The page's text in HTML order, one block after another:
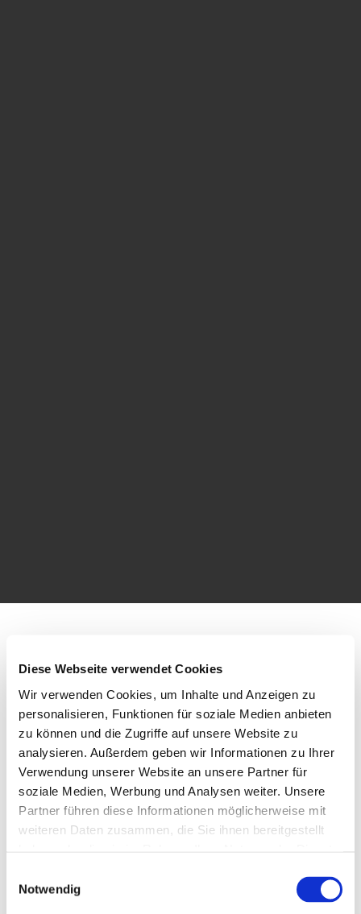
Diese Webseite verwendet Cookies
Wir verwenden Cookies, um Inhalte und Anzeigen zu
personalisieren, Funktionen für soziale Medien anbieten
zu können und die Zugriffe auf unsere Website zu
analysieren. Außerdem geben wir Informationen zu Ihrer
Verwendung unserer Website an unsere Partner für
soziale Medien, Werbung und Analysen weiter. Unsere
Partner führen diese Informationen möglicherweise mit
weiteren Daten zusammen, die Sie ihnen bereitgestellt
Notwendig
PARTY
SERVICE
BestesCatering
PARTYSERVICE & CATERING
Wir liefern Ihnen Ihr Wunschmenü für 15,-€ in Freising